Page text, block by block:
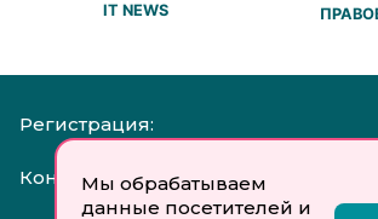
Мы обрабатываем
данные посетителей и
IT NEWS
Регистрация:
Контакты: